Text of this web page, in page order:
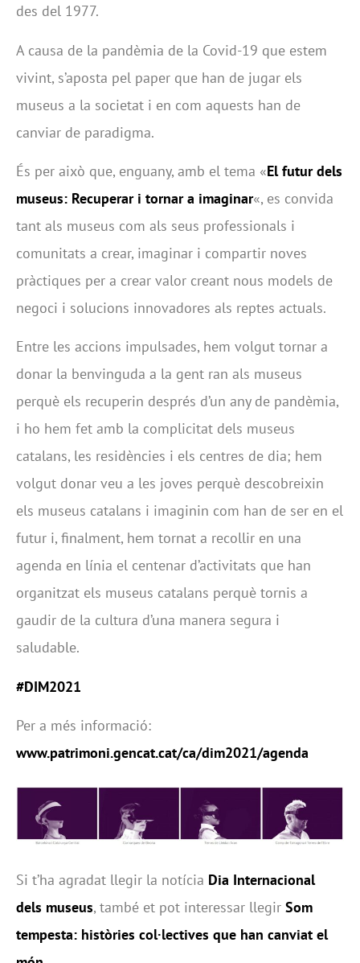
des del 1977.
A causa de la pandèmia de la Covid-19 que estem
vivint, s’aposta pel paper que han de jugar els
museus a la societat i en com aquests han de
canviar de paradigma.
És per això que, enguany, amb el tema «El futur dels
museus: Recuperar i tornar a imaginar«, es convida
tant als museus com als seus professionals i
comunitats a crear, imaginar i compartir noves
pràctiques per a crear valor creant nous models de
negoci i solucions innovadores als reptes actuals.
Entre les accions impulsades, hem volgut tornar a
donar la benvinguda a la gent ran als museus
perquè els recuperin després d’un any de pandèmia,
i ho hem fet amb la complicitat dels museus
catalans, les residències i els centres de dia; hem
volgut donar veu a les joves perquè descobreixin
els museus catalans i imaginin com han de ser en el
futur i, finalment, hem tornat a recollir en una
agenda en línia el centenar d’activitats que han
organitzat els museus catalans perquè tornis a
gaudir de la cultura d’una manera segura i
saludable.
#DIM2021
Per a més informació:
www.patrimoni.gencat.cat/ca/dim2021/agenda
Si t’ha agradat llegir la notícia Dia Internacional
dels museus, també et pot interessar llegir Som
tempesta: històries col·lectives que han canviat el